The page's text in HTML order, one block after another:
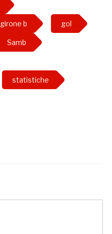
girone b gol
Samb
statistiche